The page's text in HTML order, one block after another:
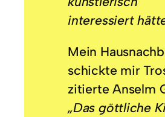
interessiert
Mein
schickte mir
zitierte Anselm
„Das göttliche